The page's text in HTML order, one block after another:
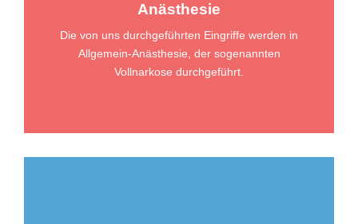
Anästhesie
Die von uns durchgeführten Eingriffe werden in
Allgemein-Anästhesie, der sogenannten
Vollnarkose durchgeführt.